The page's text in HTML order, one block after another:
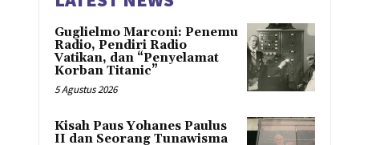
Guglielmo Marconi: Penemu
Radio, Pendiri Radio
Vatikan, dan “Penyelamat
Korban Titanic”
5 Agustus 2026
Kisah Paus Yohanes Paulus
II dan Seorang Tunawisma